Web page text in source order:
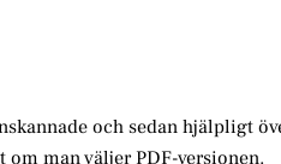
och sedan hjälpligt
man väljer PDF-versionen.